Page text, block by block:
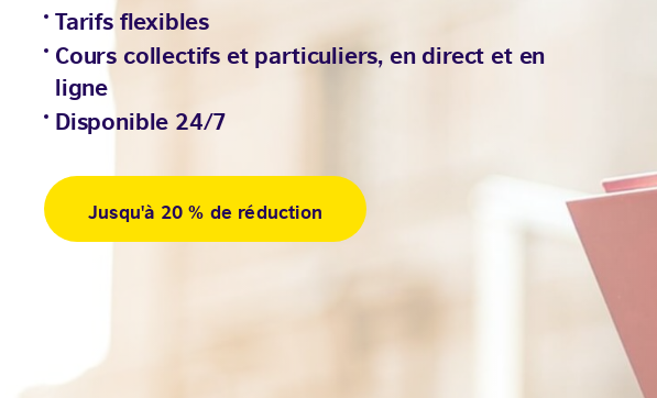
Tarifs flexibles
Cours collectifs et particuliers, en direct et en
ligne
Disponible 24/7
Jusqu'à 20 % de réduction